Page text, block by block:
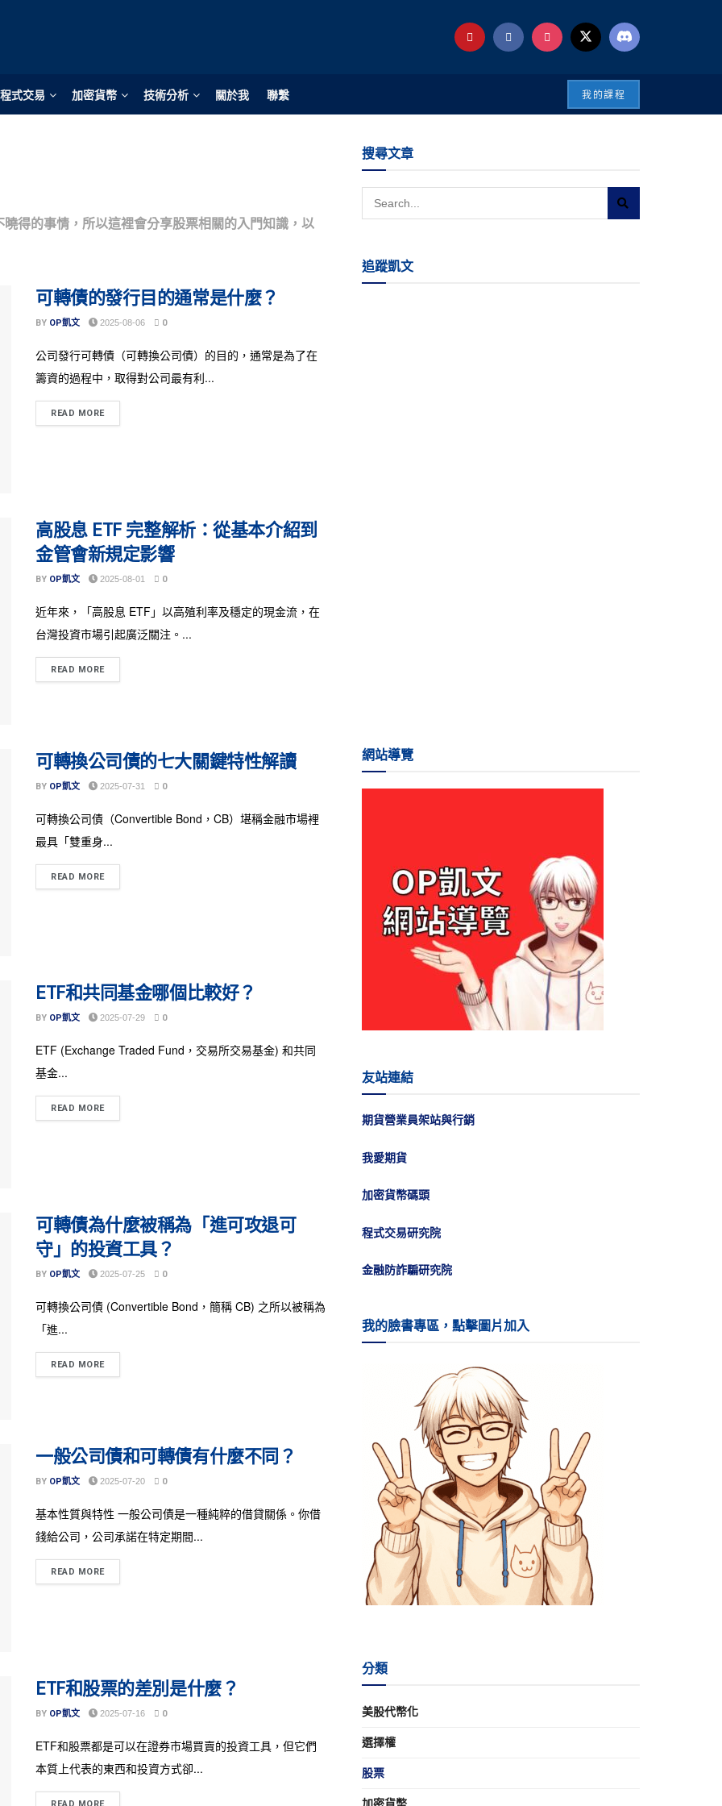
程式交易 加密貨幣 技術分析 關於我 聯繫 我的課程
得的事情，所以這裡會分享股票相關的入門知識，以
可轉債的發行目的通常是什麼？
BY OP凱文 2025-08-06 0
公司發行可轉債（可轉換公司債）的目的，通常是為了在
籌資的過程中，取得對公司最有利...
READ MORE
高股息 ETF 完整解析：從基本介紹到
金管會新規定影響
BY OP凱文 2025-08-01 0
近年來，「高股息 ETF」以高殖利率及穩定的現金流，在
台灣投資市場引起廣泛關注。...
READ MORE
可轉換公司債的七大關鍵特性解讀
BY OP凱文 2025-07-31 0
可轉換公司債（Convertible Bond，CB）堪稱金融市場裡
最具「雙重身...
READ MORE
ETF和共同基金哪個比較好？
BY OP凱文 2025-07-29 0
ETF (Exchange Traded Fund，交易所交易基金) 和共同
基金...
READ MORE
可轉債為什麼被稱為「進可攻退可
守」的投資工具？
BY OP凱文 2025-07-25 0
可轉換公司債 (Convertible Bond，簡稱 CB) 之所以被稱為
「進...
READ MORE
一般公司債和可轉債有什麼不同？
BY OP凱文 2025-07-20 0
基本性質與特性 一般公司債是一種純粹的借貸關係。你借
錢給公司，公司承諾在特定期間...
READ MORE
ETF和股票的差別是什麼？
BY OP凱文 2025-07-16 0
ETF和股票都是可以在證券市場買賣的投資工具，但它們
本質上代表的東西和投資方式卻...
READ MORE
搜尋文章
追蹤凱文
網站導覽
友站連結
期貨營業員架站與行銷
我愛期貨
加密貨幣碼頭
程式交易研究院
金融防詐騙研究院
我的臉書專區，點擊圖片加入
分類
美股代幣化
選擇權
股票